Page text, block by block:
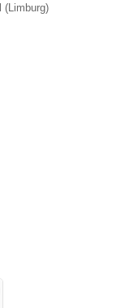
( Limburg)